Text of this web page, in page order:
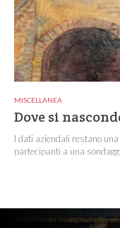
MISCELLANEA
Dove si
I dati aziendali restano
partecipanti a una